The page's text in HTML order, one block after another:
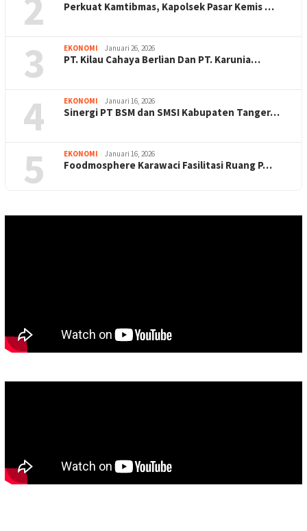
Perkuat Kamtibmas, Kapolsek Pasar Kemis …
3 EKONOMI Januari 26, 2026
PT. Kilau Cahaya Berlian Dan PT. Karunia…
4 EKONOMI Januari 16, 2026
Sinergi PT BSM dan SMSI Kabupaten Tanger…
5 EKONOMI Januari 16, 2026
Foodmosphere Karawaci Fasilitasi Ruang P…